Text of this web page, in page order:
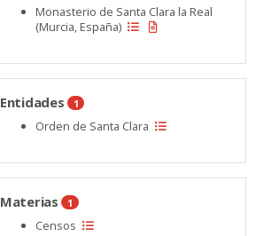
Monasterio de Santa Clara la Real
(Murcia, España)
Entidades 1
Orden de Santa Clara
Materias 1
Censos